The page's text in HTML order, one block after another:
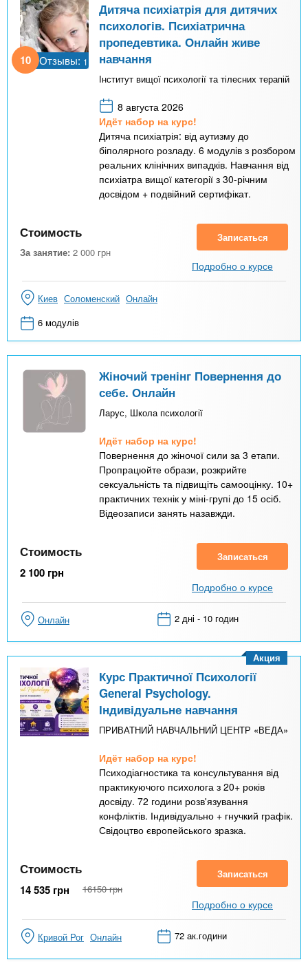
10 Отзывы: 1
Дитяча психіатрія для дитячих
психологів. Психіатрична
пропедевтика. Онлайн живе
навчання
Інститут вищої психології та тілесних терапій
8 августа 2026
Идёт набор на курс!
Дитяча психіатрія: від аутизму до
біполярного розладу. 6 модулів з розбором
реальних клінічних випадків. Навчання від
психіатра вищої категорії з 30-річним
досвідом + подвійний сертифікат.
Стоимость
За занятие: 2 000 грн
Записаться
Подробно о курсе
Киев Соломенский Онлайн
6 модулів
Жіночий тренінг Повернення до
себе. Онлайн
Ларус, Школа психології
Идёт набор на курс!
Повернення до жіночої сили за 3 етапи.
Пропрацюйте образи, розкрийте
сексуальність та підвищіть самооцінку. 10+
практичних технік у міні-групі до 15 осіб.
Відеозаписи занять назавжди.
Стоимость
2 100 грн
Записаться
Подробно о курсе
Онлайн 2 дні - 10 годин
Курс Практичної Психології
General Psychology.
Індивідуальне навчання
ПРИВАТНИЙ НАВЧАЛЬНИЙ ЦЕНТР «ВЕДА»
Идёт набор на курс!
Психодіагностика та консультування від
практикуючого психолога з 20+ років
досвіду. 72 години розв'язування
конфліктів. Індивідуально + гнучкий графік.
Свідоцтво європейського зразка.
Акция
Стоимость
14 535 грн 16150 грн
Записаться
Подробно о курсе
Кривой Рог Онлайн 72 ак.години